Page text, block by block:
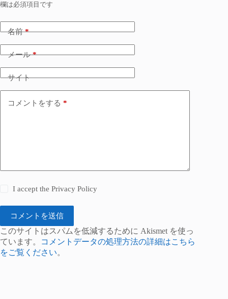
欄は必須項目です
名前*
メール*
サイト
コメントをする *
I accept thePrivacy Policy
コメントを送信
このサイトはスパムを低減するために Akismet を使っ
ています。
コメントデータの処理方法の詳細はこちら
をご覧ください。